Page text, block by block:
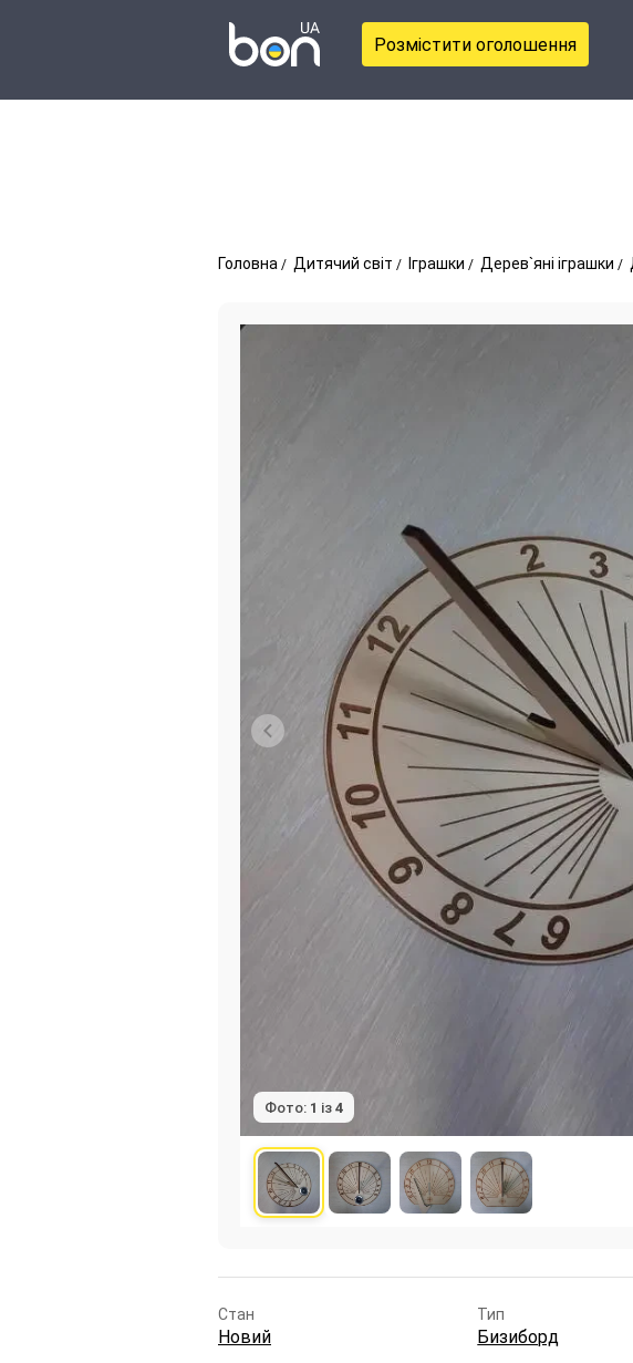
Розмістити оголошення
Головна Дитячий світ Іграшки Дерев`яні іграшки
Фото: 1 із 4
Стан
Новий
Тип
Бизиборд